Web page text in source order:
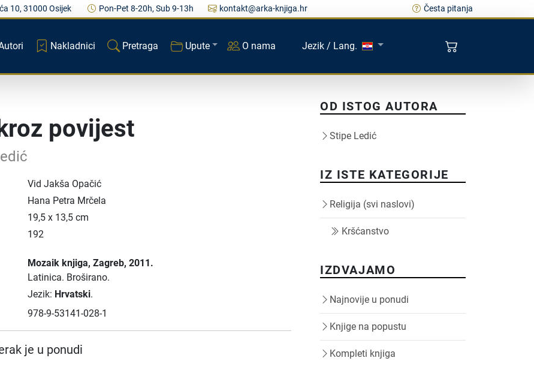
10, 31000 Osijek Pon-Pet 8-20h, Sub 9-13h kontakt@arka-knjiga.hr Česta pitanja
Nakladnici Pretraga Upute O nama Jezik / Lang.
povijest
Vid Jakša Opačić
Hana Petra Mrčela
19,5 x 13,5 cm
192
Mozaik knjiga, Zagreb, 2011.
Latinica. Broširano.
Jezik: Hrvatski.
978-9-53141-028-1
je u ponudi
OD ISTOG AUTORA
Stipe Ledić
IZ ISTE KATEGORIJE
Religija (svi naslovi)
Kršćanstvo
IZDVAJAMO
Najnovije u ponudi
Knjige na popustu
Kompleti knjiga